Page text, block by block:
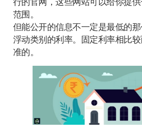
范围。
但能公开的信息不一定是最低的
浮动类别的利率。固定利率相比
准的。